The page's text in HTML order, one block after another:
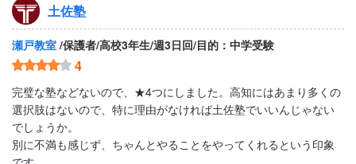
土佐塾
瀬戸教室 /保護者/高校3年生/週3日回/目的：中学受験
4
完璧な塾などないので、★4つにしました。高知にはあまり多くの
選択肢はないので、特に理由がなければ土佐塾でいいんじゃない
でしょうか。
別に不満も感じず、ちゃんとやることをやってくれるという印象